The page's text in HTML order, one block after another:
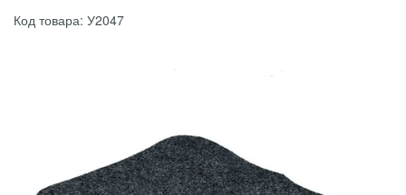
Код товара: У2047